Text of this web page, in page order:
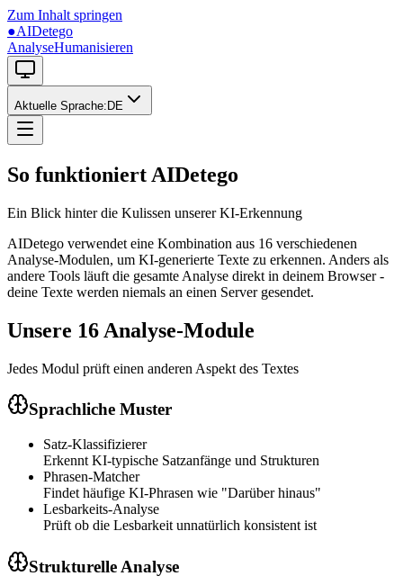
Zum Inhalt springen
●AIDetego
AnalyseHumanisieren
Aktuelle Sprache: DE
So funktioniert AIDetego
Ein Blick hinter die Kulissen unserer KI-Erkennung
AIDetego verwendet eine Kombination aus 16 verschiedenen
Analyse-Modulen, um KI-generierte Texte zu erkennen. Anders als
andere Tools läuft die gesamte Analyse direkt in deinem Browser -
deine Texte werden niemals an einen Server gesendet.
Unsere 16 Analyse-Module
Jedes Modul prüft einen anderen Aspekt des Textes
Sprachliche Muster
Satz-Klassifizierer
Erkennt KI-typische Satzanfänge und Strukturen
Phrasen-Matcher
Findet häufige KI-Phrasen wie "Darüber hinaus"
Lesbarkeits-Analyse
Prüft ob die Lesbarkeit unnatürlich konsistent ist
Strukturelle Analyse